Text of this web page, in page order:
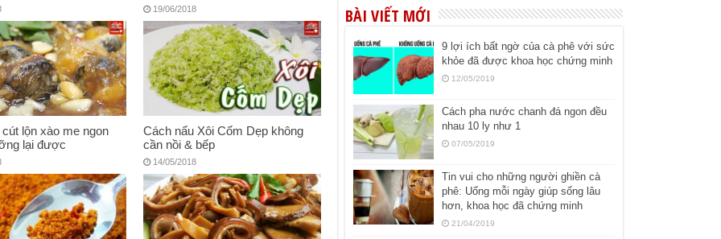
19/06/2018
lộn xào me ngon
lại được
Cách nấu Xôi Cốm Dẹp không
cần nồi & bếp
14/05/2018
BÀI VIẾT MỚI
9 lợi ích bất ngờ của cà phê với sức
khỏe đã được khoa học chứng minh
12/05/2019
Cách pha nước chanh đá ngon đều
nhau 10 ly như 1
07/05/2019
Tin vui cho những người ghiền cà
phê: Uống mỗi ngày giúp sống lâu
hơn, khoa học đã chứng minh
21/04/2019